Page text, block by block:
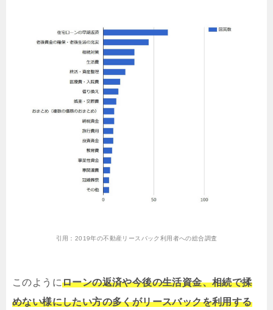
引用： 2019年の不動産リースバック利用者への総合調査
このようにローンの返済や今後の生活資金、相続で揉
めない様にしたい方の多くがリースバックを利用する